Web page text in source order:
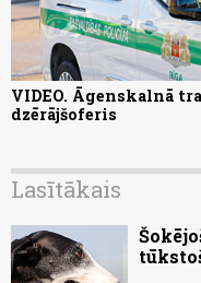
VIDEO. Āgenskalnā
dzērājšoferis
Lasītākais